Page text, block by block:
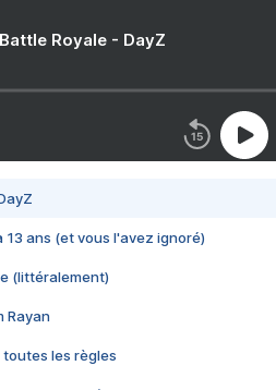
Royale - DayZ
13 ans (et vous l'avez ignoré)
(littéralement)
Rayan
toutes les règles